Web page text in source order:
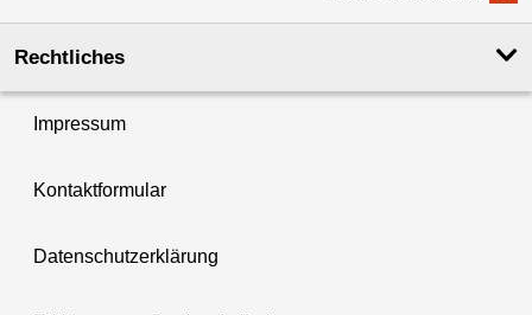
Rechtliches
Impressum
Kontaktformular
Datenschutzerklärung